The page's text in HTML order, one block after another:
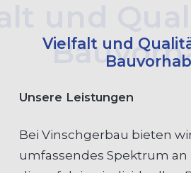
Vielfalt und
Unsere Leistungen
Bei Vinschgerbau bieten
umfassendes Spektrum